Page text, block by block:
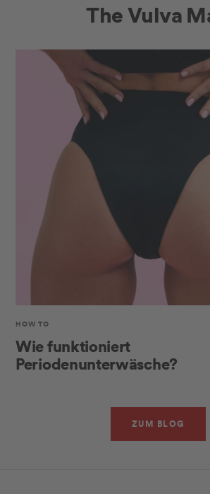
The Vulva
HOW TO
Wie funktioniert
Periodenunterwäsche?
ZUM BLOG